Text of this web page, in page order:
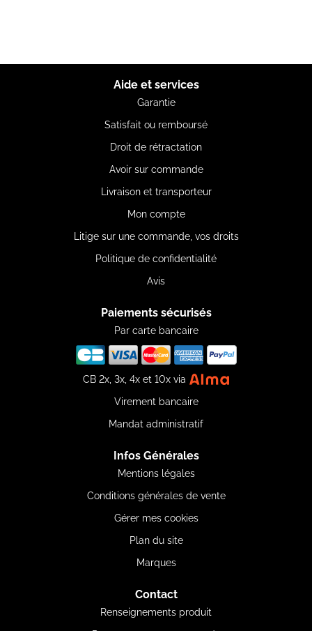
Aide et services
Garantie
Satisfait ou remboursé
Droit de rétractation
Avoir sur commande
Livraison et transporteur
Mon compte
Litige sur une commande, vos droits
Politique de confidentialité
Avis
Paiements sécurisés
Par carte bancaire
CB 2x, 3x, 4x et 10x via
Virement bancaire
Mandat administratif
Infos Générales
Mentions légales
Conditions générales de vente
Gérer mes cookies
Plan du site
Marques
Contact
Renseignements produit